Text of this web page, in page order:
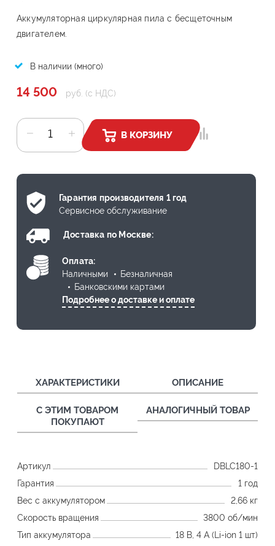
Аккумуляторная циркулярная пила с бесщеточным
двигателем.
В наличии (много)
14 500 руб. (с НДС)
В КОРЗИНУ
Гарантия производителя 1 год
Сервисное обслуживание
Доставка по Москве:
Оплата:
Наличными
Безналичная
Банковскими картами
Подробнее о доставке и оплате
ХАРАКТЕРИСТИКИ ОПИСАНИЕ
С ЭТИМ ТОВАРОМ
ПОКУПАЮТ
АНАЛОГИЧНЫЙ ТОВАР
Артикул
DBLC180-1
Гарантия
1 год
Вес с аккумулятором
2,66 кг
Скорость вращения
3800 об/мин
Тип аккумулятора
18 В, 4 А (Li-ion 1 шт)